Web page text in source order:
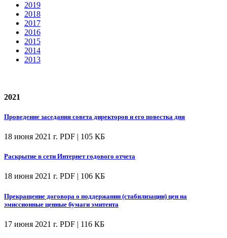
2019
2018
2017
2016
2015
2014
2013
2021
Проведение заседания совета директоров и его повестка дня
18 июня 2021 г. PDF | 105 КБ
Раскрытие в сети Интернет годового отчета
18 июня 2021 г. PDF | 106 КБ
Прекращение договора о поддержании (стабилизации) цен на
эмиссионные ценные бумаги эмитента
17 июня 2021 г. PDF | 116 КБ